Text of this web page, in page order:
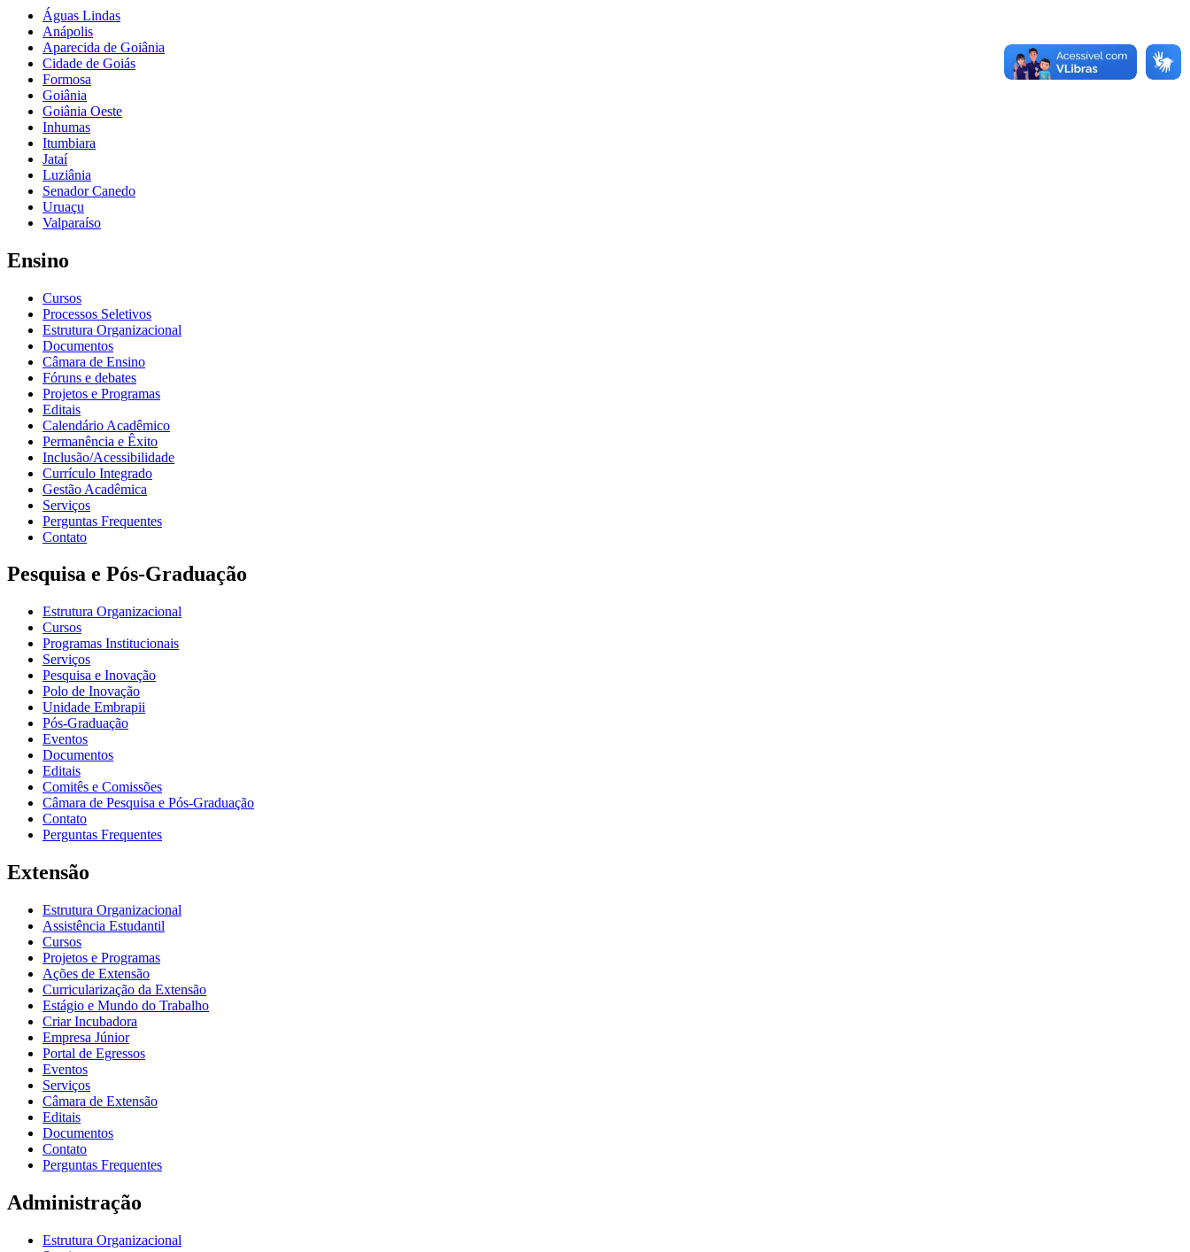
Águas Lindas
Anápolis
Aparecida de Goiânia
Cidade de Goiás
Formosa
Goiânia
Goiânia Oeste
Inhumas
Itumbiara
Jataí
Luziânia
Senador Canedo
Uruaçu
Valparaíso
Ensino
Cursos
Processos Seletivos
Estrutura Organizacional
Documentos
Câmara de Ensino
Fóruns e debates
Projetos e Programas
Editais
Calendário Acadêmico
Permanência e Êxito
Inclusão/Acessibilidade
Currículo Integrado
Gestão Acadêmica
Serviços
Perguntas Frequentes
Contato
Pesquisa e Pós-Graduação
Estrutura Organizacional
Cursos
Programas Institucionais
Serviços
Pesquisa e Inovação
Polo de Inovação
Unidade Embrapii
Pós-Graduação
Eventos
Documentos
Editais
Comitês e Comissões
Câmara de Pesquisa e Pós-Graduação
Contato
Perguntas Frequentes
Extensão
Estrutura Organizacional
Assistência Estudantil
Cursos
Projetos e Programas
Ações de Extensão
Curricularização da Extensão
Estágio e Mundo do Trabalho
Criar Incubadora
Empresa Júnior
Portal de Egressos
Eventos
Serviços
Câmara de Extensão
Editais
Documentos
Contato
Perguntas Frequentes
Administração
Estrutura Organizacional